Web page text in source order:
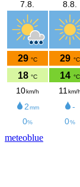
meteoblue